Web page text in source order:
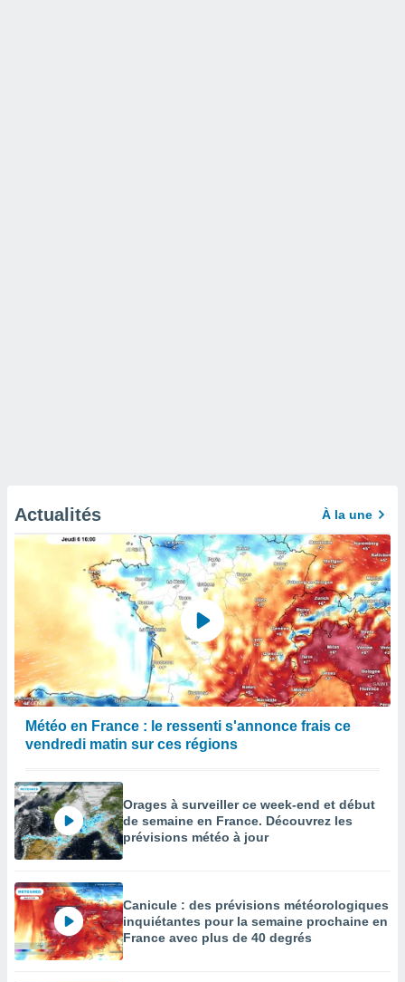
Actualités À la une
Météo en France : le ressenti s'annonce frais ce
vendredi matin sur ces régions
Orages à surveiller ce week-end et début
de semaine en France. Découvrez les
prévisions météo à jour
Canicule : des prévisions météorologiques
inquiétantes pour la semaine prochaine en
France avec plus de 40 degrés